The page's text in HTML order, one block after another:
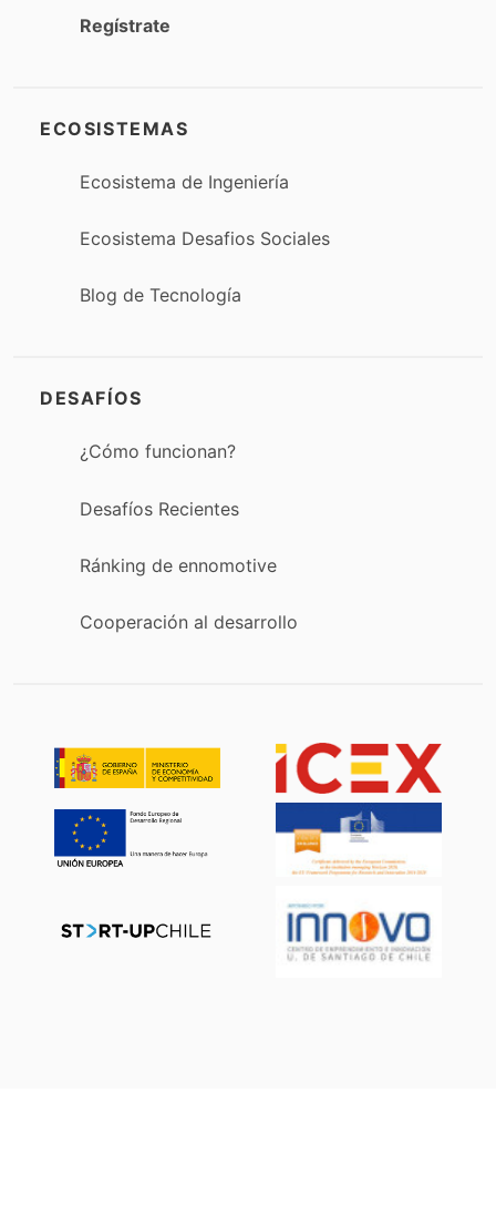
Regístrate
ECOSISTEMAS
Ecosistema de Ingeniería
Ecosistema Desafios Sociales
Blog de Tecnología
DESAFÍOS
¿Cómo funcionan?
Desafíos Recientes
Ránking de ennomotive
Cooperación al desarrollo